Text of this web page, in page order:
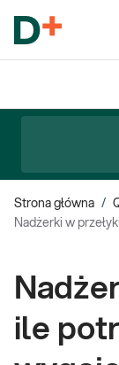
Strona główna /
Nadżerki w
ile